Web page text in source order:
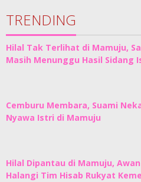
TRENDING
Hilal Tak Terlihat di Mamuju,
Masih Menunggu Hasil Sidang
Cemburu Membara, Suami
Nyawa Istri di Mamuju
Hilal Dipantau di Mamuju,
Halangi Tim Hisab Rukyat